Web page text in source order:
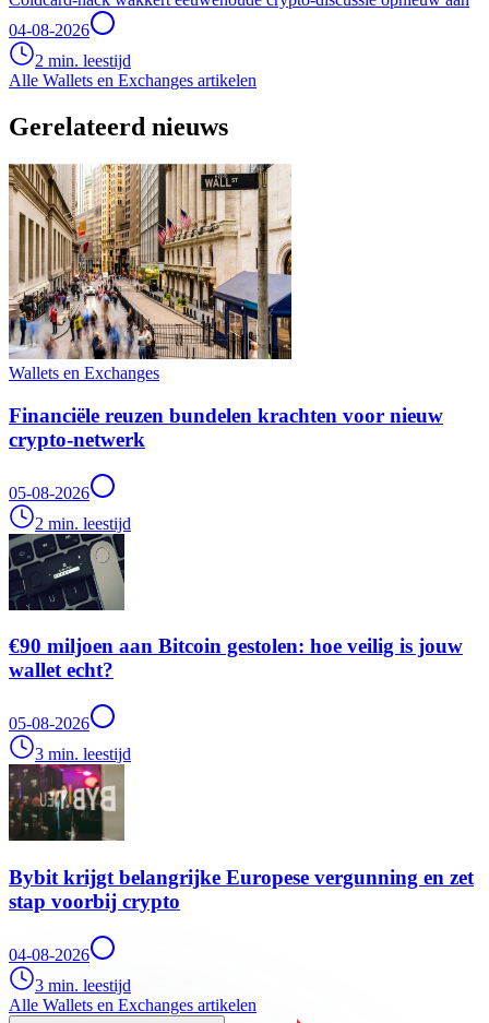
04-08-2026
2 min. leestijd
Alle Wallets en Exchanges artikelen
Gerelateerd nieuws
Wallets en Exchanges
Financiële reuzen bundelen krachten voor nieuw
crypto-netwerk
05-08-2026
2 min. leestijd
€90 miljoen aan Bitcoin gestolen: hoe veilig is jouw
wallet echt?
05-08-2026
3 min. leestijd
Bybit krijgt belangrijke Europese vergunning en zet
stap voorbij crypto
04-08-2026
3 min. leestijd
Alle Wallets en Exchanges artikelen